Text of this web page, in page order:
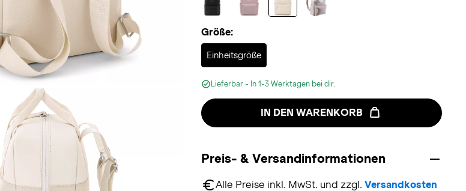
Größe:
Einheitsgröße
Selected
Lieferbar - In 1-3 Werktagen bei dir.
IN DEN WARENKORB
Preis- & Versandinformationen
Alle Preise inkl. MwSt. und zzgl. Versandkosten